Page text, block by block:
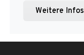
Weitere Infos